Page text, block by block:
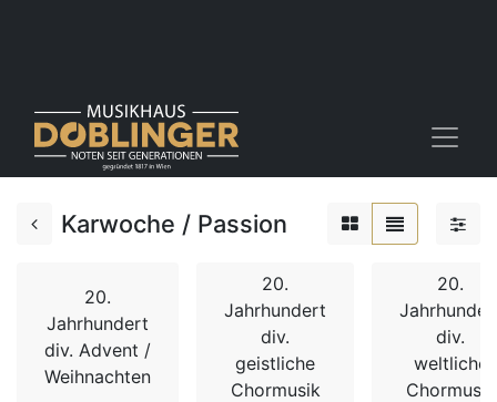
Karwoche / Passion
20.
Jahrhundert
div. Advent /
Weihnachten
20.
Jahrhundert
div.
geistliche
Chormusik
20.
div.
weltliche
Chormusik